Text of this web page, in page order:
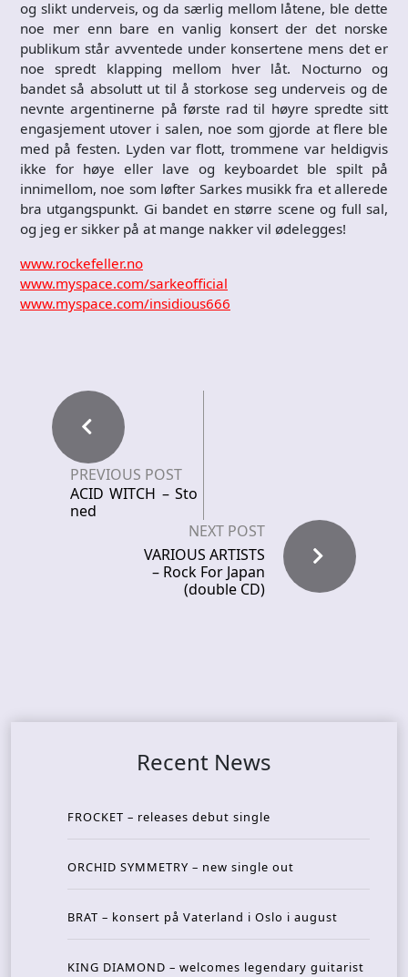
og slikt underveis, og da særlig mellom låtene, ble dette
noe mer enn bare en vanlig konsert der det norske
publikum står avventede under konsertene mens det er
noe spredt klapping mellom hver låt. Nocturno og
bandet så absolutt ut til å storkose seg underveis og de
nevnte argentinerne på første rad til høyre spredte sitt
engasjement utover i salen, noe som gjorde at flere ble
med på festen. Lyden var flott, trommene var heldigvis
ikke for høye eller lave og keyboardet ble spilt på
innimellom, noe som løfter Sarkes musikk fra et allerede
bra utgangspunkt. Gi bandet en større scene og full sal,
og jeg er sikker på at mange nakker vil ødelegges!
www.rockefeller.no
www.myspace.com/sarkeofficial
www.myspace.com/insidious666
PREVIOUS POST
ACID WITCH – Sto
ned
NEXT POST
VARIOUS ARTISTS
– Rock For Japan
(double CD)
Recent News
FROCKET – releases debut single
ORCHID SYMMETRY – new single out
BRAT – konsert på Vaterland i Oslo i august
KING DIAMOND – welcomes legendary guitarist